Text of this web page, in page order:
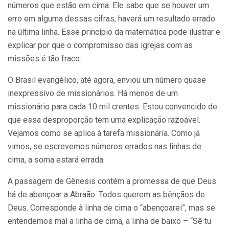
números que estão em cima. Ele sabe que se houver um
erro em alguma dessas cifras, haverá um resultado errado
na última linha. Esse princípio da matemática pode ilustrar e
explicar por que o compromisso das igrejas com as
missões é tão fraco.
O Brasil evangélico, até agora, enviou um número quase
inexpressivo de missionários. Há menos de um
missionário para cada 10 mil crentes. Estou convencido de
que essa desproporção tem uma explicação razoável.
Vejamos como se aplica à tarefa missionária. Como já
vimos, se escrevemos números errados nas linhas de
cima, a soma estará errada.
A passagem de Gênesis contém a promessa de que Deus
há de abençoar a Abraão. Todos querem as bênçãos de
Deus. Corresponde à linha de cima o “abençoarei”, mas se
entendemos mal a linha de cima, a linha de baixo – “Sê tu